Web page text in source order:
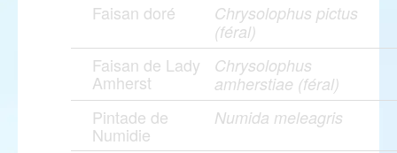
Faisan doré
Chrysolophus pictus
(féral)
Faisan de Lady
Amherst
Chrysolophus
amherstiae (féral)
Pintade de
Numidie
Numida meleagris